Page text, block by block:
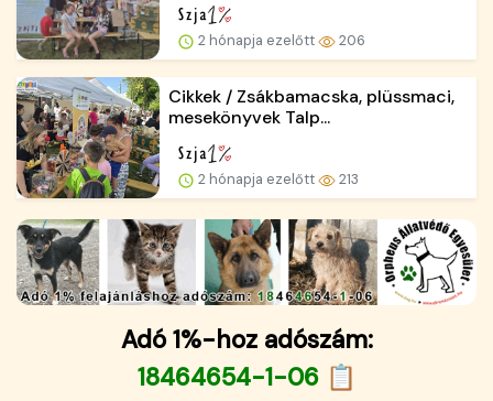
2 hónapja ezelőtt 206
Cikkek / Zsákbamacska, plüssmaci,
mesekönyvek Talp...
2 hónapja ezelőtt 213
Adó 1%-hoz adószám:
18464654-1-06 📋